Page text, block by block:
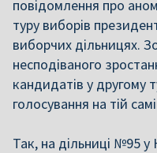
повідомлення про
туру виборів
виборчих дільницях.
несподіваного
кандидатів у другому
голосування на тій
Так, на дільниці №95 у